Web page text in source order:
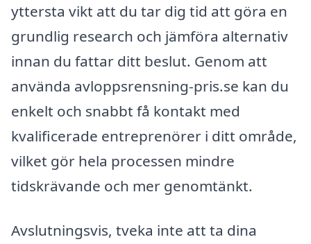
yttersta vikt att du tar dig tid att göra en
grundlig research och jämföra alternativ
innan du fattar ditt beslut. Genom att
använda avloppsrensning-pris.se kan du
enkelt och snabbt få kontakt med
kvalificerade entreprenörer i ditt område,
vilket gör hela processen mindre
tidskrävande och mer genomtänkt.
Avslutningsvis, tveka inte att ta dina